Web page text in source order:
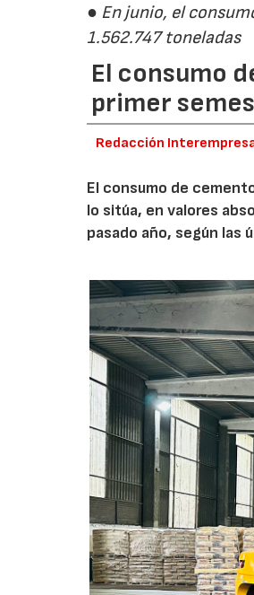
● En junio, el
1.562.747 toneladas
El consumo
primer
Redacción
El consumo de
lo sitúa, en valores
pasado año, según las